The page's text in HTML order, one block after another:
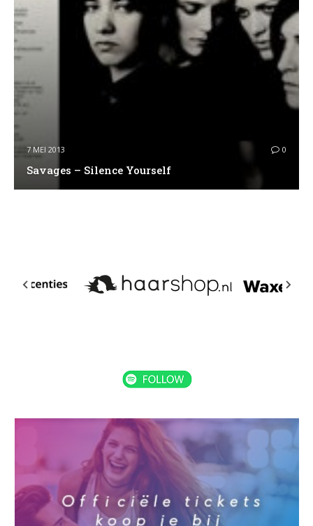
7 MEI 2013 0
Savages – Silence Yourself